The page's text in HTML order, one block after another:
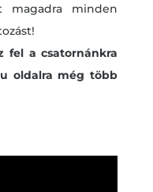
magadra minden
fel a csatornánkra
oldalra még több